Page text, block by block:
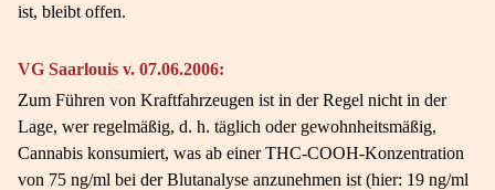
ist, bleibt offen.
VG Saarlouis v. 07.06.2006:
Zum Führen von Kraftfahrzeugen ist in der Regel nicht in der
Lage, wer regelmäßig, d. h. täglich oder gewohnheitsmäßig,
Cannabis konsumiert, was ab einer THC-COOH-Konzentration
von 75 ng/ml bei der Blutanalyse anzunehmen ist (hier: 19 ng/ml